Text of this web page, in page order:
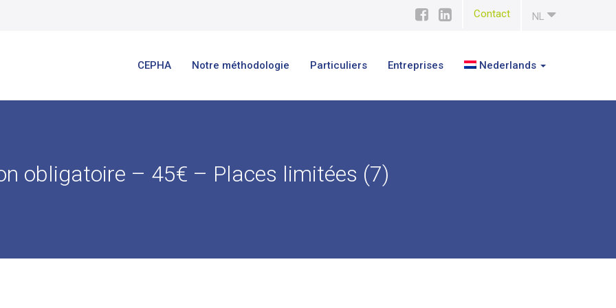
NL
Contact
CEPHA Notre méthodologie Particuliers Entreprises Nederlands
obligatoire – 45€ – Places limitées (7)